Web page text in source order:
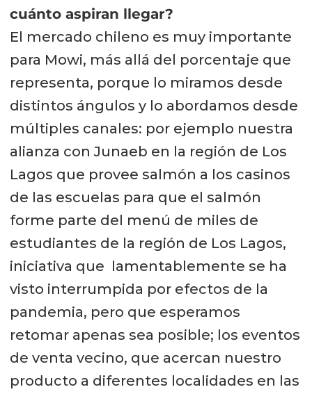
cuánto aspiran llegar?
El mercado chileno es muy importante
para Mowi, más allá del porcentaje que
representa, porque lo miramos desde
distintos ángulos y lo abordamos desde
múltiples canales: por ejemplo nuestra
alianza con Junaeb en la región de Los
Lagos que provee salmón a los casinos
de las escuelas para que el salmón
forme parte del menú de miles de
estudiantes de la región de Los Lagos,
iniciativa que lamentablemente se ha
visto interrumpida por efectos de la
pandemia, pero que esperamos
retomar apenas sea posible; los eventos
de venta vecino, que acercan nuestro
producto a diferentes localidades en las